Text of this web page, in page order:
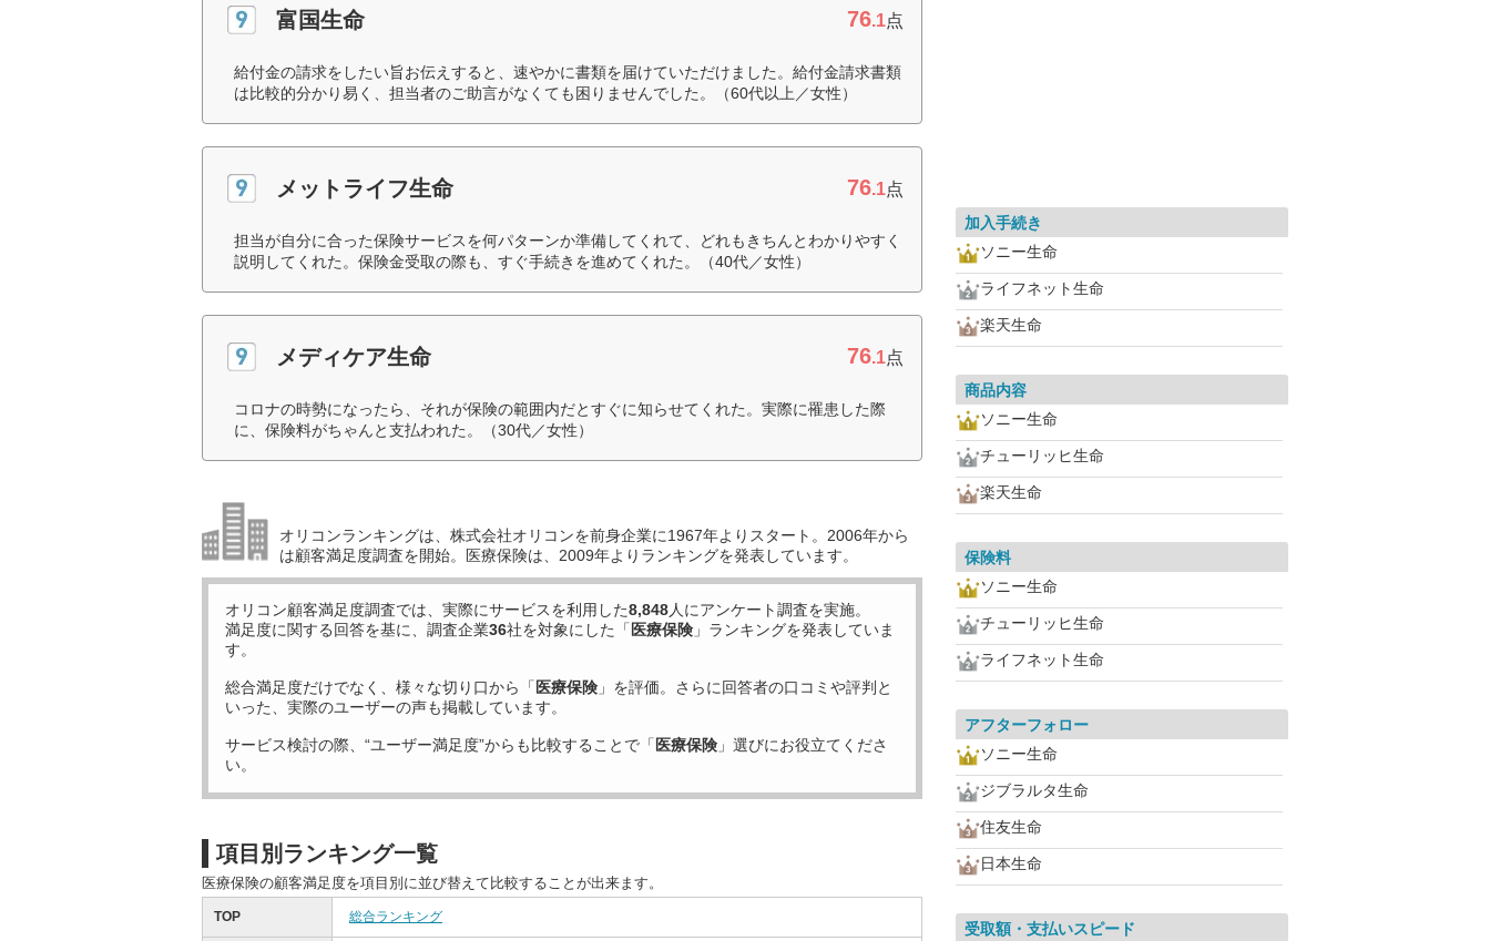
富国生命 76.1点
給付金の請求をしたい旨お伝えすると、速やかに書類を届けていただけました。給付金請求書類
は比較的分かり易く、担当者のご助言がなくても困りませんでした。（60代以上／女性）
メットライフ生命 76.1点
担当が自分に合った保険サービスを何パターンか準備してくれて、どれもきちんとわかりやすく
説明してくれた。保険金受取の際も、すぐ手続きを進めてくれた。（40代／女性）
メディケア生命 76.1点
コロナの時勢になったら、それが保険の範囲内だとすぐに知らせてくれた。実際に罹患した際
に、保険料がちゃんと支払われた。（30代／女性）
オリコンランキングは、株式会社オリコンを前身企業に1967年よりスタート。2006年から
は顧客満足度調査を開始。医療保険は、2009年よりランキングを発表しています。
オリコン顧客満足度調査では、実際にサービスを利用した8,848人にアンケート調査を実施。
満足度に関する回答を基に、調査企業36社を対象にした「 医療保険 」ランキングを発表していま
す。
総合満足度だけでなく、様々な切り口から「 医療保険 」を評価。さらに回答者の口コミや評判と
いった、実際のユーザーの声も掲載しています。
サービス検討の際、“ユーザー満足度”からも比較することで「 医療保険 」選びにお役立てくださ
い。
項目別ランキング一覧
医療保険の顧客満足度を項目別に並び替えて比較することが出来ます。
TOP 総合ランキング
加入手続き
ソニー生命
ライフネット生命
楽天生命
商品内容
ソニー生命
チューリッヒ生命
楽天生命
保険料
ソニー生命
チューリッヒ生命
ライフネット生命
アフターフォロー
ソニー生命
ジブラルタ生命
住友生命
日本生命
受取額・支払いスピード